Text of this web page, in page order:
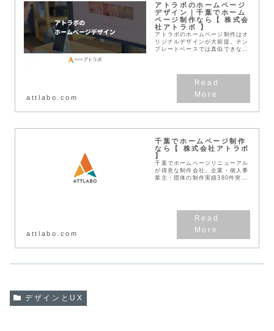
アトラボのホームページ
デザイン｜千葉でホーム
ページ制作なら【 株式会
社アトラボ 】
アトラボのホームページ制作はオ
リジナルデザインが大前提。テン
プレートベースでは真似できな
attlabo.com
千葉でホームページ制作
なら【 株式会社アトラボ
】
千葉でホームページリニューアル
が得意な制作会社。企業・個人事
業主・団体の制作実績380件突
attlabo.com
デザインとUX